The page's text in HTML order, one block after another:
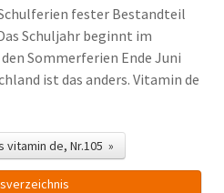
fester Bestandteil
Schuljahr beginnt im
Sommerferien Ende Juni
ist das anders. Vitamin de
de, Nr.105 »